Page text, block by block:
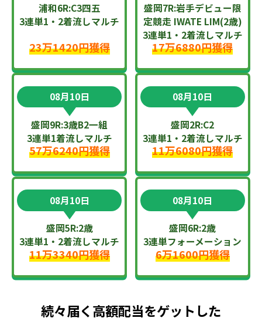
浦和6R:C3四五
3連単1・2着流しマルチ
23万1420円獲得
盛岡7R:岩手デビュー限
定競走 IWATE LIM(2歳)
3連単1・2着流しマルチ
17万6880円獲得
08月10日
盛岡9R:3歳B2一組
3連単1着流しマルチ
57万6240円獲得
08月10日
盛岡2R:C2
3連単1・2着流しマルチ
11万6080円獲得
08月10日
盛岡5R:2歳
3連単1・2着流しマルチ
11万3340円獲得
08月10日
盛岡6R:2歳
3連単フォーメーション
6万1600円獲得
続々届く高額配当をゲットした